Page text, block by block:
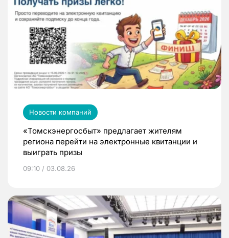
Новости компаний
«Томскэнергосбыт» предлагает жителям
региона перейти на электронные квитанции и
выиграть призы
09:10 / 03.08.26